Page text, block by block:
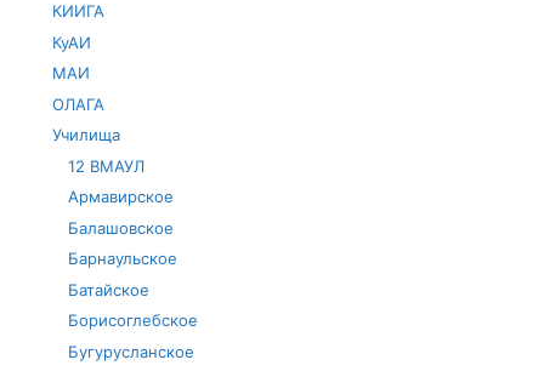
КИИГА
КуАИ
МАИ
ОЛАГА
Училища
12 ВМАУЛ
Армавирское
Балашовское
Барнаульское
Батайское
Борисоглебское
Бугурусланское